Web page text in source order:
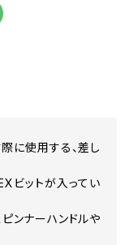
に使用する、差し
ビットが入ってい
ンナーハンドルや